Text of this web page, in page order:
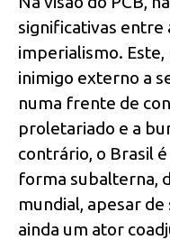
significativas entre
imperialismo. Este,
inimigo externo a
numa frente de
proletariado e a
contrário, o Brasil
forma subalterna,
mundial, apesar
ainda um ator